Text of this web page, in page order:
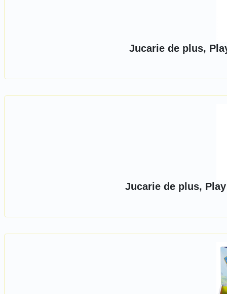
Jucarie de plus,
Jucarie de plus,